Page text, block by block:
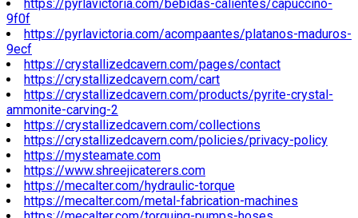
https://pyrlavictoria.com/bebidas-calientes/capuccino-
9f0f
https://pyrlavictoria.com/acompaantes/platanos-maduros-
9ecf
https://crystallizedcavern.com/pages/contact
https://crystallizedcavern.com/cart
https://crystallizedcavern.com/products/pyrite-crystal-
ammonite-carving-2
https://crystallizedcavern.com/collections
https://crystallizedcavern.com/policies/privacy-policy
https://mysteamate.com
https://www.shreejicaterers.com
https://mecalter.com/hydraulic-torque
https://mecalter.com/metal-fabrication-machines